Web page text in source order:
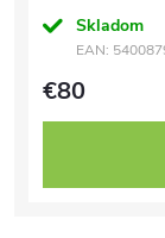
Skladom
EAN:
€80